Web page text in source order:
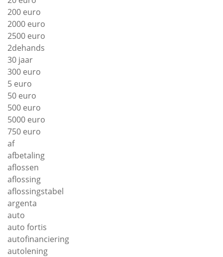
200 euro
2000 euro
2500 euro
2dehands
30 jaar
300 euro
5 euro
50 euro
500 euro
5000 euro
750 euro
af
afbetaling
aflossen
aflossing
aflossingstabel
argenta
auto
auto fortis
autofinanciering
autolening